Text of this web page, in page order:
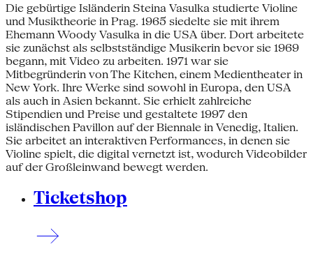
Die gebürtige Isländerin Steina Vasulka studierte Violine
und Musiktheorie in Prag. 1965 siedelte sie mit ihrem
Ehemann Woody Vasulka in die USA über. Dort arbeitete
sie zunächst als selbstständige Musikerin bevor sie 1969
begann, mit Video zu arbeiten. 1971 war sie
Mitbegründerin von The Kitchen, einem Medientheater in
New York. Ihre Werke sind sowohl in Europa, den USA
als auch in Asien bekannt. Sie erhielt zahlreiche
Stipendien und Preise und gestaltete 1997 den
isländischen Pavillon auf der Biennale in Venedig, Italien.
Sie arbeitet an interaktiven Performances, in denen sie
Violine spielt, die digital vernetzt ist, wodurch Videobilder
auf der Großleinwand bewegt werden.
Ticketshop